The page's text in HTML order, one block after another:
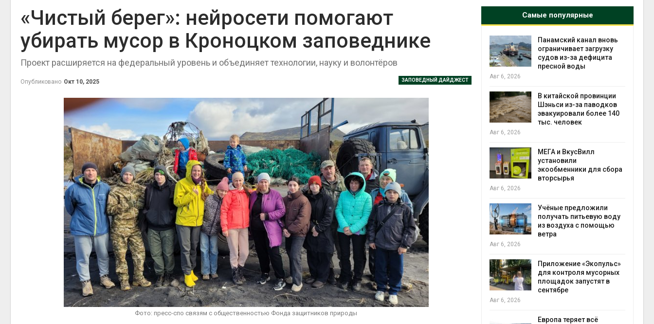
«Чистый берег»: нейросети помогают
убирать мусор в Кроноцком заповеднике
Проект расширяется на федеральный уровень и объединяет технологии, науку и волонтёров
ЗАПОВЕДНЫЙ ДАЙДЖЕСТ
Опубликовано Окт 10, 2025
Фото: пресс-спо связям с общественностью Фонда защитников природы
Самые популярные
В горах Карачаево-
Черкесии выявили новые
краснокнижных растений
производить «животный»
белок для растительного
Авг 6, 2026
Засуха в Индонезии
увеличила производство
соли почти в 20 раз
Авг 6, 2026
В пяти странах Амазонии
задержали более 800
человек в ходе операции
против экологических
преступлений
Авг 6, 2026
Новый порядок расчёта
нарушений квот на
промышленные выбросы
может появиться в
ближайшее время
Авг 6, 2026
Американские экологи
предупредили о
из-за противопожарной
России по итогам 2025
года
Авг 7, 2026
Тайфун, засуха и пожары:
сразу несколько
регионов столкнулись с
экстремальными
природными явлениями
Авг 7, 2026
Солнечные панели над
каналами позволяют
одновременно
вырабатывать энергию и
экономить воду
Авг 7, 2026
Дождевая вода с крыш
может помочь городам
переживать жару
Панамский канал вновь
ограничивает загрузку
судов из-за дефицита
пресной воды
Авг 6, 2026
В китайской провинции
Шэньси из-за паводков
эвакуировали более 140
тыс. человек
Авг 6, 2026
МЕГА и ВкусВилл
установили
экообменники для сбора
вторсырья
Авг 6, 2026
Учёные предложили
получать питьевую воду
из воздуха с помощью
ветра
Авг 6, 2026
Приложение «Экопульс»
для контроля мусорных
площадок запустят в
сентябре
Авг 6, 2026
Европа теряет всё